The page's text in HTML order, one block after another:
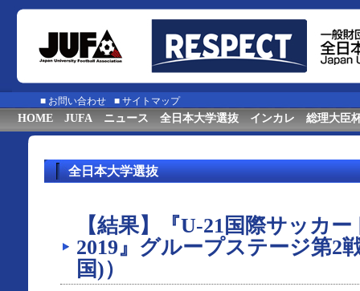
■ お問い合わせ ■ サイトマップ
HOME JUFA ニュース 全日本大学選抜 インカレ 総理大臣
全日本大学選抜
【結果】『U-21国際サッカ
2019』グループステージ第2
国)）